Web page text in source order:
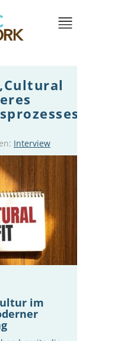
Interview
im